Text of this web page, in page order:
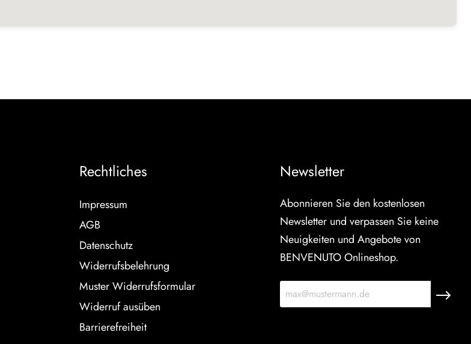
Rechtliches
Impressum
AGB
Datenschutz
Widerrufsbelehrung
Muster Widerrufsformular
Widerruf ausüben
Barrierefreiheit
Newsletter
Abonnieren Sie den kostenlosen
Newsletter und verpassen Sie keine
Neuigkeiten und Angebote von
BENVENUTO Onlineshop.